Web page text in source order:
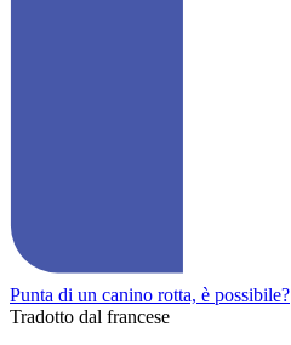
Punta di un canino rotta, è possibile?
Tradotto dal francese